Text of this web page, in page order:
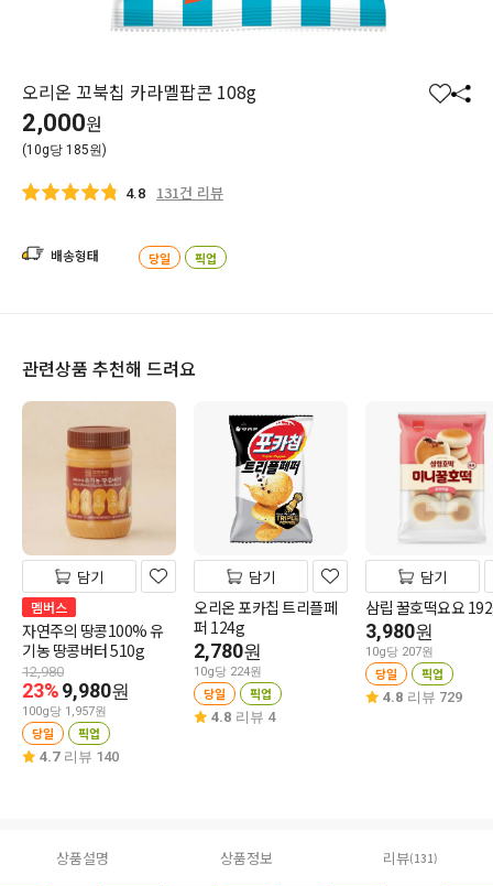
오리온 꼬북칩 카라멜팝콘 108g
찜 공
2,000원
(10g당 185원)
4.8 131건 리뷰
배송형태 당일 픽업
관련상품 추천해 드려요
담기
멤버스
자연주의 땅콩100% 유
기농 땅콩버터 510g
12,980
23%9,980원
100g당 1,957원
당일 픽업
4.7 리뷰 140
담기
오리온 포카칩 트리플페
퍼 124g
2,780원
10g당 224원
당일 픽업
4.8 리뷰 4
담기
삼립 꿀호떡요요
3,980원
10g당 207원
당일 픽업
4.8 리뷰 729
상품설명 상품정보 리뷰(131)